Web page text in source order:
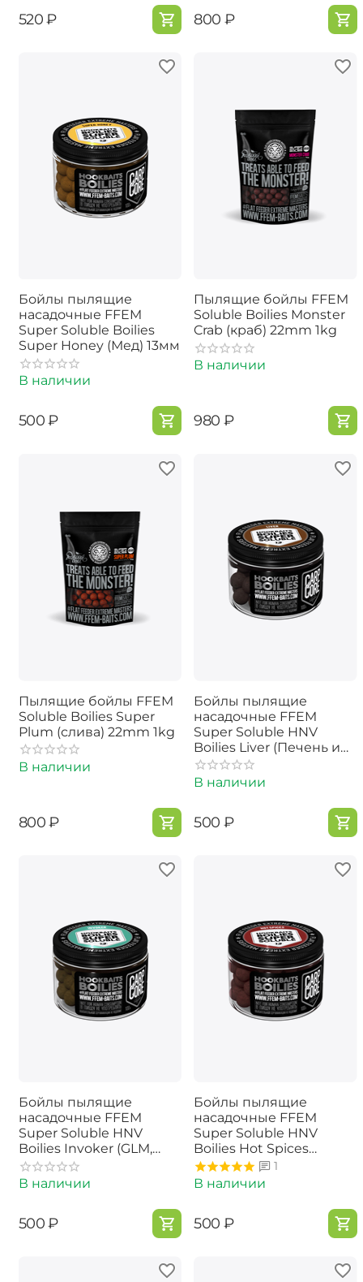
‍520‍ ₽ ‍800‍ ₽
Бойлы пылящие
насадочные FFEM
Super Soluble Boilies
Super Honey (Мед) 13мм
В наличии
‍500‍ ₽
Пылящие бойлы FFEM
Soluble Boilies Monster
Crab (краб) 22mm 1kg
В наличии
‍980‍ ₽
Пылящие бойлы FFEM
Soluble Boilies Super
Plum (слива) 22mm 1kg
В наличии
‍800‍ ₽
Бойлы пылящие
насадочные FFEM
Super Soluble HNV
Boilies Liver (Печень и
Пряные Специи) 13mm
В наличии
‍500‍ ₽
Бойлы пылящие
насадочные FFEM
Super Soluble HNV
Boilies Invoker (GLM,
Кальмар и Краб) 13mm
В наличии
‍500‍ ₽
Бойлы пылящие
насадочные FFEM
Super Soluble HNV
Boilies Hot Spices
(Острые Специи) 13mm
1
В наличии
‍500‍ ₽